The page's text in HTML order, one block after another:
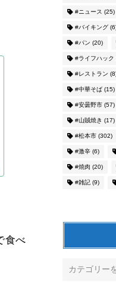
食べ
#ニュース (25)
#バイキング
#パン (20)
#ライフハック
#レストラン
#中華そば(15)
#安曇野市(57)
#山賊焼き (17)
#松本市(302)
#激辛(6)
#焼肉 (20)
#雑記(9)